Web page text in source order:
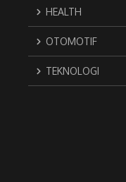
HEALTH
OTOMOTIF
TEKNOLOGI